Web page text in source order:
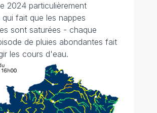
2024 particulièrement
qui fait que les nappes
sont saturées - chaque
de pluies abondantes fait
les cours d'eau.